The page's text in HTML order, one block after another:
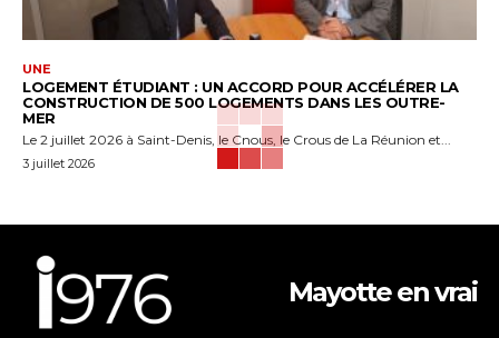
UNE
LOGEMENT ÉTUDIANT : UN ACCORD POUR ACCÉLÉRER LA
CONSTRUCTION DE 500 LOGEMENTS DANS LES OUTRE-
MER
Le 2 juillet 2026 à Saint-Denis, le Cnous, le Crous de La Réunion et...
3 juillet 2026
Mayotte en vrai